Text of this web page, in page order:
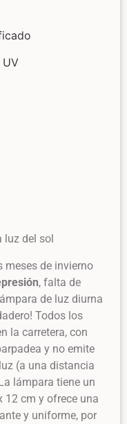
del sol
meses de invierno
, falta de
de luz diurna
Todos los
la carretera, con
y no emite
(a una distancia
lámpara tiene un
12 cm y ofrece una
y uniforme, por